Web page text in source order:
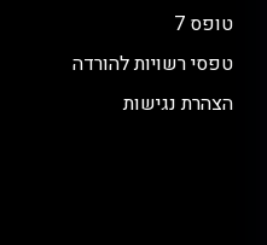
טופס 7
טפסי רשויות להורדה
הצהרת נגישות